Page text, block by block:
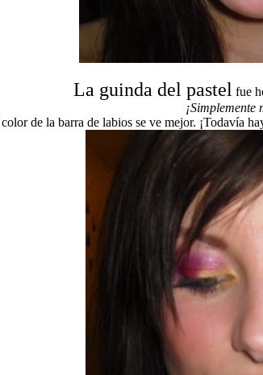
La guinda del pastel fue
¡Simplemente
de la barra de labios se ve mejor. ¡Todavía